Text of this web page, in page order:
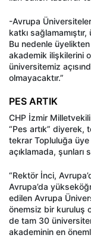
-Avrupa
katkı
Bu nedenle
akademik ilişkilerini
üniversitemiz
olmayacaktır.”
PES ARTIK
CHP İzmir Milletvekili
“Pes artık” diyerek,
tekrar Topluluğa üye
açıklamada, şunları
“Rektör İnci,
Avrupa’da
edilen Avrupa
önemsiz bir kuruluş
de tam 30
akademinin en